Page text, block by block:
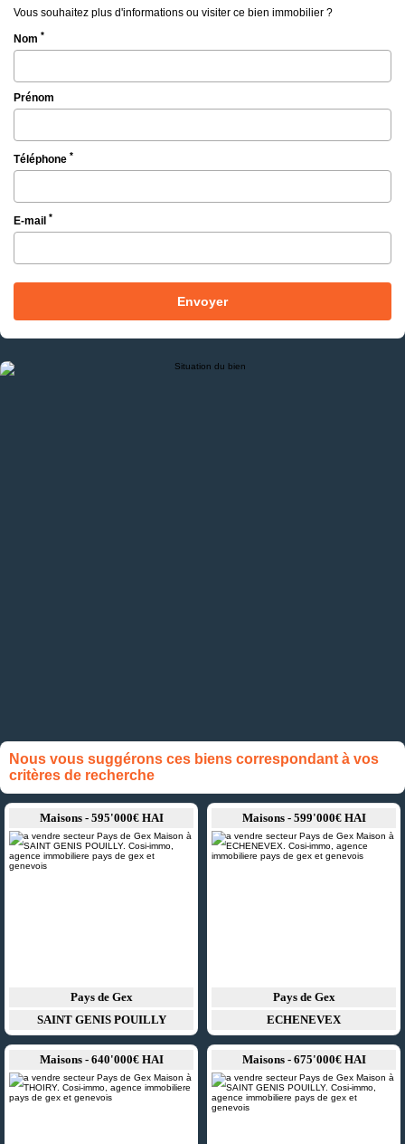
Vous souhaitez plus d'informations ou visiter ce bien immobilier ?
Nom *
Prénom
Téléphone *
E-mail *
Envoyer
Nous vous suggérons ces biens correspondant à vos
critères de recherche
Maisons - 595'000€ HAI
Pays de Gex
SAINT GENIS POUILLY
Maisons - 599'000€ HAI
Pays de Gex
ECHENEVEX
Maisons - 640'000€ HAI Maisons - 675'000€ HAI